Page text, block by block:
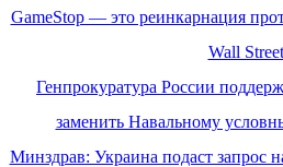
GameStop — это реинкарнация
Wall Street
Генпрокуратура России
заменить Навальному
Минздрав: Украина подаст запрос